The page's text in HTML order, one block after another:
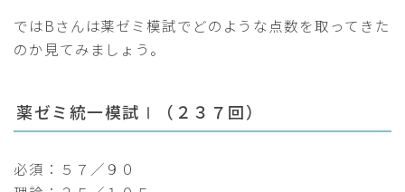
ではBさんは薬ゼミ模試でどのような点数を取ってきた
のか見てみましょう。
薬ゼミ統一模試Ⅰ（２３７回）
必須：５７／９０